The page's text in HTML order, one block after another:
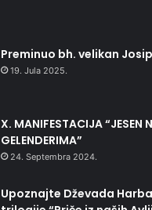
Preminuo bh. velikan
19. Jula 2025.
X. MANIFESTACIJA “JESEN
GELENDERIMA”
24. Septembra 2024.
Upoznajte Dževada